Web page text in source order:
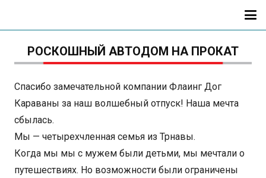
РОСКОШНЫЙ АВТОДОМ НА ПРОКАТ
Спасибо замечательной компании Флаинг Дог
Караваны за наш волшебный отпуск! Наша мечта
сбылась.
Мы — четырехчленная семья из Трнавы.
Когда мы мы с мужем были детьми, мы мечтали о
путешествиях. Но возможности были ограничены